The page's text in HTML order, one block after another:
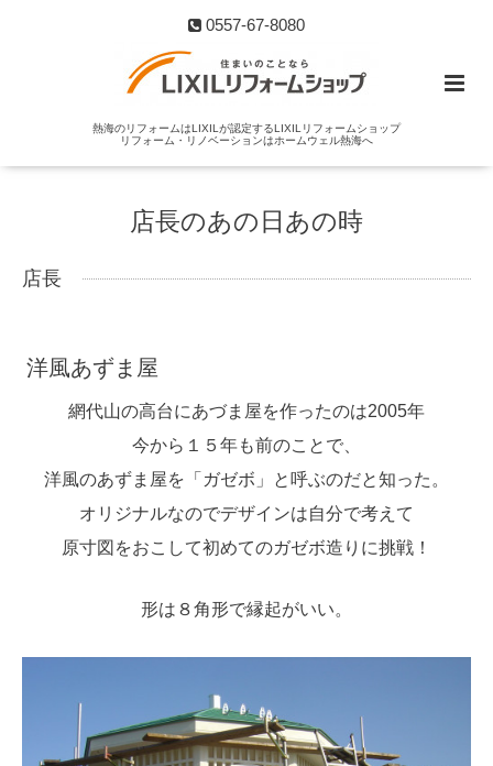
0557-67-8080
熱海のリフォームはLIXILが認定するLIXILリフォームショップ
リフォーム・リノベーションはホームウェル熱海へ
店長のあの日あの時
店長
洋風あずま屋
網代山の高台にあづま屋を作ったのは2005年
今から１５年も前のことで、
洋風のあずま屋を「ガゼボ」と呼ぶのだと知った。
オリジナルなのでデザインは自分で考えて
原寸図をおこして初めてのガゼボ造りに挑戦！
形は８角形で縁起がいい。